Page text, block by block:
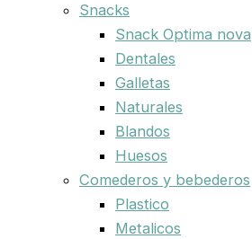
Snacks
Snack Optima nova
Dentales
Galletas
Naturales
Blandos
Huesos
Comederos y bebederos
Plastico
Metalicos